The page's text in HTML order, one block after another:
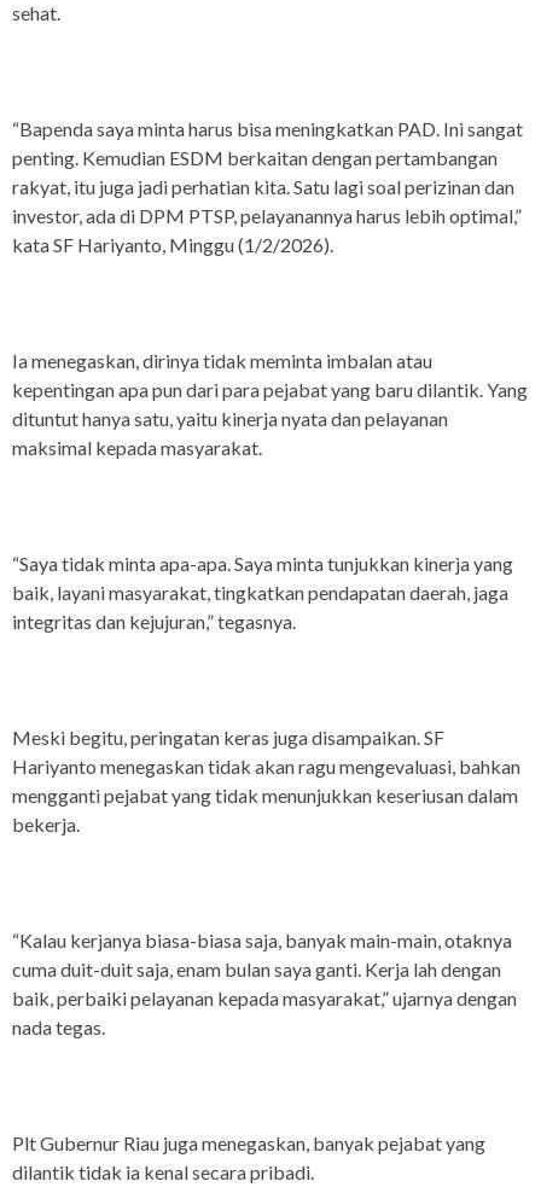
sehat.
“Bapenda saya minta harus bisa meningkatkan PAD. Ini sangat
penting. Kemudian ESDM berkaitan dengan pertambangan
rakyat, itu juga jadi perhatian kita. Satu lagi soal perizinan dan
investor, ada di DPM PTSP, pelayanannya harus lebih optimal,”
kata SF Hariyanto, Minggu (1/2/2026).
Ia menegaskan, dirinya tidak meminta imbalan atau
kepentingan apa pun dari para pejabat yang baru dilantik. Yang
dituntut hanya satu, yaitu kinerja nyata dan pelayanan
maksimal kepada masyarakat.
“Saya tidak minta apa-apa. Saya minta tunjukkan kinerja yang
baik, layani masyarakat, tingkatkan pendapatan daerah, jaga
integritas dan kejujuran,” tegasnya.
Meski begitu, peringatan keras juga disampaikan. SF
Hariyanto menegaskan tidak akan ragu mengevaluasi, bahkan
mengganti pejabat yang tidak menunjukkan keseriusan dalam
bekerja.
“Kalau kerjanya biasa-biasa saja, banyak main-main, otaknya
cuma duit-duit saja, enam bulan saya ganti. Kerja lah dengan
baik, perbaiki pelayanan kepada masyarakat,” ujarnya dengan
nada tegas.
Plt Gubernur Riau juga menegaskan, banyak pejabat yang
dilantik tidak ia kenal secara pribadi.